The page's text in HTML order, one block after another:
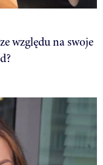
względu na swoje